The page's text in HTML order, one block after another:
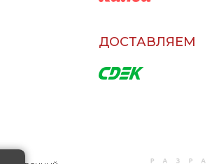
ДОСТАВЛЯЕМ